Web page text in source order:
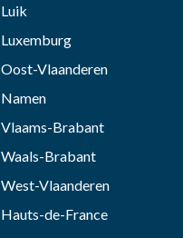
Luik
Luxemburg
Oost-Vlaanderen
Namen
Vlaams-Brabant
Waals-Brabant
West-Vlaanderen
Hauts-de-France